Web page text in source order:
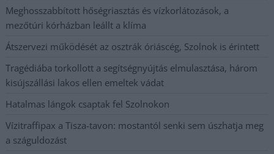
Meghosszabbított hőségriasztás és vízkorlátozások, a
mezőtúri kórházban leállt a klíma
Átszervezi működését az osztrák óriáscég, Szolnok is érintett
Tragédiába torkollott a segítségnyújtás elmulasztása, három
kisújszállási lakos ellen emeltek vádat
Hatalmas lángok csaptak fel Szolnokon
Vízitraffipax a Tisza-tavon: mostantól senki sem úszhatja meg
a száguldozást